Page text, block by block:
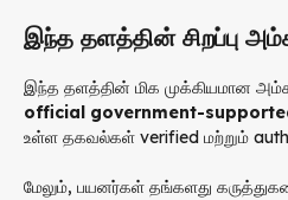
இந்த தளத்தின் சிறப்பு
இந்த தளத்தின் மிக முக்கியமான
official government-
உள்ள தகவல்கள் verified மற்றும்
மேலும், பயனர்கள் தங்களது